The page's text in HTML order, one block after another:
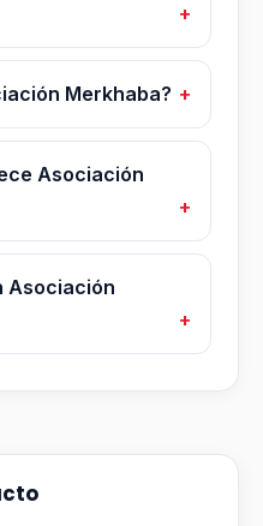
Merkhaba?
Asociación
Asociación